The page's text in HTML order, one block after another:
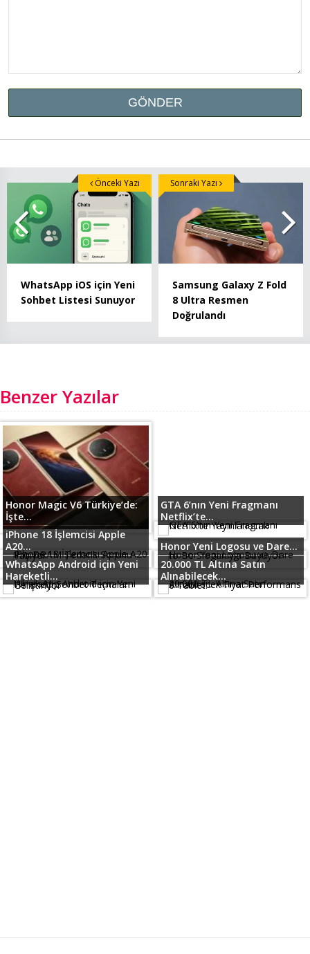
WhatsApp iOS için Yeni
Sohbet Listesi Sunuyor
Önceki Yazı
Samsung Galaxy Z Fold
8 Ultra Resmen
Doğrulandı
Sonraki Yazı
Benzer Yazılar
Honor Magic V6 Türkiye’de:
İşte...
GTA 6’nın Yeni Fragmanı
Netflix’te...
iPhone 18 İşlemcisi Apple
A20...
Honor Yeni Logosu ve Dare...
WhatsApp Android için Yeni
Hareketli...
20.000 TL Altına Satın
Alınabilecek...